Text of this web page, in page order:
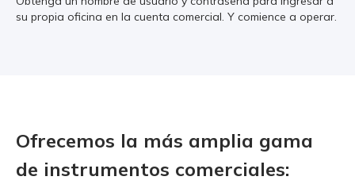
su propia oficina en la cuenta comercial. Y comience a operar.
Ofrecemos la más amplia gama
de instrumentos comerciales: